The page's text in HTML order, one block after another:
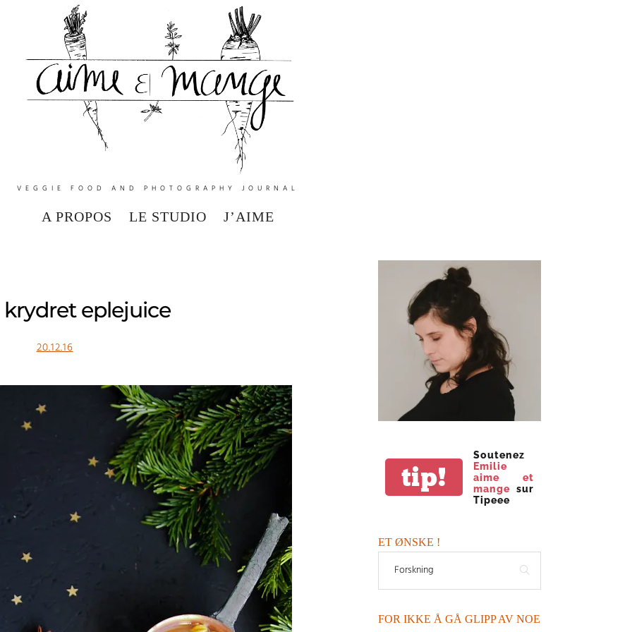
VEGGIE FOOD AND PHOTOGRAPHY JOURNAL
A PROPOS LE STUDIO J’AIME
eplejuice
20.12.16
tip!
Soutenez
Emilie
aime et
mange sur
Tipeee
ET ØNSKE !
FOR IKKE Å GÅ GLIPP AV NOE